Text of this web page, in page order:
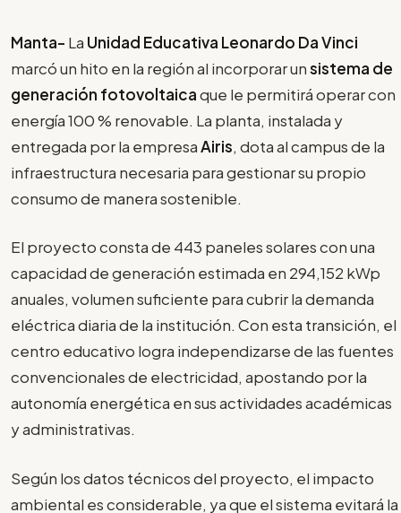
Manta- La Unidad Educativa Leonardo Da Vinci
marcó un hito en la región al incorporar unsistema de
generación fotovoltaicaque le permitirá operar con
energía 100 % renovable. La planta, instalada y
entregada por la empresaAiris, dota al campus de la
infraestructura necesaria para gestionar su propio
consumo de manera sostenible.
El proyecto consta de 443 paneles solares con una
capacidad de generación estimada en 294,152 kWp
anuales, volumen suficiente para cubrir la demanda
eléctrica diaria de la institución. Con esta transición, el
centro educativo logra independizarse de las fuentes
convencionales de electricidad, apostando por la
autonomía energética en sus actividades académicas
y administrativas.
Según los datos técnicos del proyecto, el impacto
ambiental es considerable, ya que el sistema evitará la